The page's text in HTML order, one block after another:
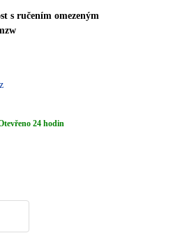
s ručením omezeným
24 hodin